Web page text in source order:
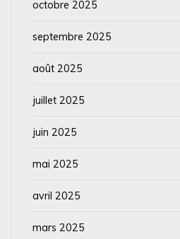
octobre 2025
septembre 2025
août 2025
juillet 2025
juin 2025
mai 2025
avril 2025
mars 2025